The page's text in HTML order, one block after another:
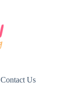
Contact Us